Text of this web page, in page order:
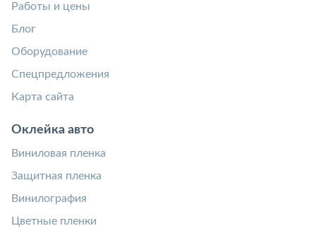
Работы и цены
Блог
Оборудование
Спецпредложения
Карта сайта
Оклейка авто
Виниловая пленка
Защитная пленка
Винилография
Цветные пленки